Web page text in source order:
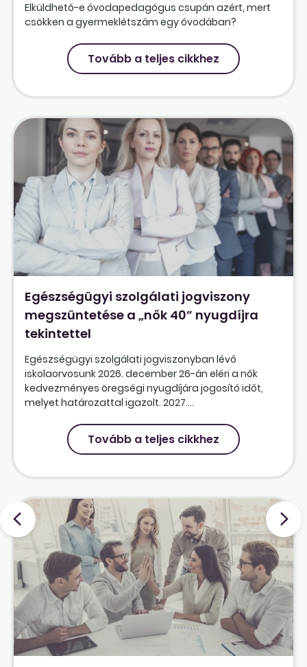
Elküldhető-e óvodapedagógus csupán azért, mert
csökken a gyermeklétszám egy óvodában?
Tovább a teljes cikkhez
Egészségügyi szolgálati jogviszony
megszüntetése a „nők 40” nyugdíjra
tekintettel
Egészségügyi szolgálati jogviszonyban lévő
iskolaorvosunk 2026. december 26-án eléri a nők
kedvezményes öregségi nyugdíjára jogosító időt,
melyet határozattal igazolt. 2027....
Tovább a teljes cikkhez